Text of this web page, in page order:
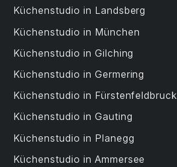
Küchenstudio in Landsberg
Küchenstudio in München
Küchenstudio in Gilching
Küchenstudio in Germering
Küchenstudio in Fürstenfeldbruck
Küchenstudio in Gauting
Küchenstudio in Planegg
Küchenstudio in Ammersee